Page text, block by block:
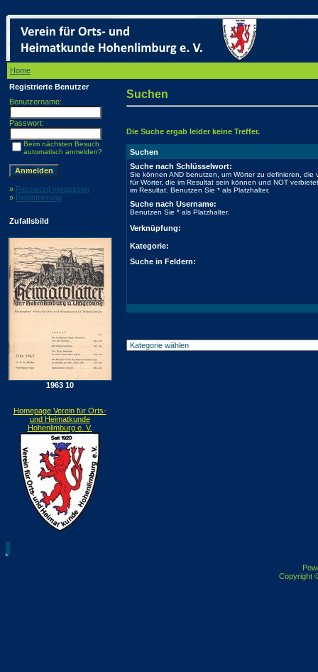
Home
Registrierte Benutzer
Benutzername:
Passwort:
Beim nächsten Besuch
automatisch anmelden?
» Password vergessen
» Registrierung
Zufallsbild
1963 10
Homepage Verein für Orts-
und Heimatkunde
Hohenlimburg e. V.
Suchen
Die Suche ergab leider keine Treffer.
Suchen
Suche nach Schlüsselwort:
Sie können AND benutzen, um Wörter zu definieren, die
für Wörter, die im Resultat sein können und NOT
im Resultat. Benutzen Sie * als Platzhalter.
Suche nach Username:
Benutzen Sie * als Platzhalter.
Verknüpfung:
Kategorie:
Suche in Feldern:
Copyright